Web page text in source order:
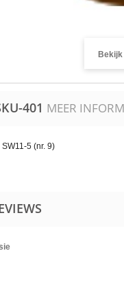
401 MEER
5 (nr. 9)